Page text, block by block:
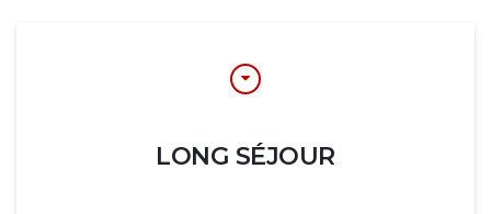
LONG SÉJOUR